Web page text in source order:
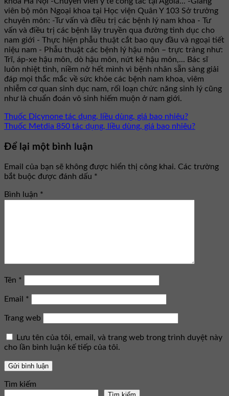
viên bộ môn Ngoại khoa tại Học viện Quân Y 103 Sở trưởng
chuyên môn: -Tư vấn và điều trị các bệnh lý nam khoa - Tư
vấn và điều trị các bệnh lây truyền qua đường tình dục cho
nam giới - Thực hiện phẫu thuật cắt bao quy đầu và ngoại tiết
niệu nam - Phẫu thuật các bệnh lý hậu môn – trực tràng như:
Trĩ, áp-xe hậu môn, dò hậu môn, nứt kẽ hậu môn,... Bác sĩ
luôn nhiệt tình, niềm nở hết mình vì bệnh nhân sẵn sàng giải
đáp mọi thắc mắc về sức khỏe các bệnh nam khoa, viêm
nhiễm cơ quan sinh dục nam, rối loạn chức năng sinh lý cũng
như là chuẩn đoán vô sinh hiếm muộn ở nam giới.
Thuốc Dicynone tác dụng, liều dùng, giá bao nhiêu?
Thuốc Metdia 850 tác dụng, liều dùng, giá bao nhiêu?
Để lại một bình luận
Email của bạn sẽ không được hiển thị công khai. Các trường
bắt buộc được đánh dấu *
Bình luận *
Tên *
Email *
Trang web
Lưu tên của tôi, email, và trang web trong trình duyệt này
cho lần bình luận kế tiếp của tôi.
Tìm kiếm